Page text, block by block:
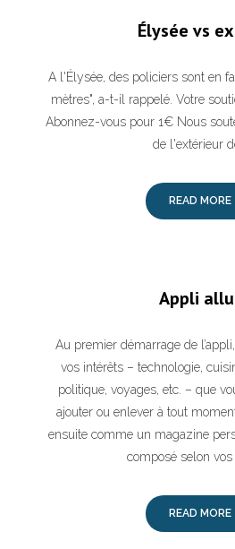
Élysée vs
A l'Élysée, des policiers sont en
mètres", a-t-il rappelé. Votre
Abonnez-vous pour 1€ Nous
de l'extérieur
READ MORE
Appli
Au premier démarrage de
vos intérêts – technologie,
politique, voyages, etc. – que
ajouter ou enlever à tout
ensuite comme un magazine
composé selon vos
READ MORE